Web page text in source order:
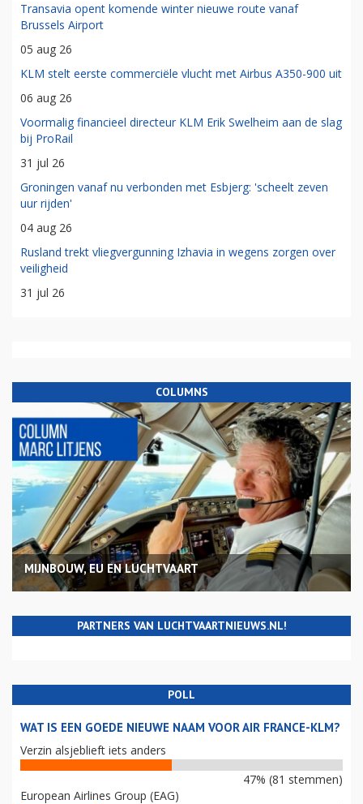
Transavia opent komende winter nieuwe route vanaf
Brussels Airport
05 aug 26
KLM stelt eerste commerciële vlucht met Airbus A350-900 uit
06 aug 26
Voormalig financieel directeur KLM Erik Swelheim aan de slag
bij ProRail
31 jul 26
Groningen vanaf nu verbonden met Esbjerg: 'scheelt zeven
uur rijden'
04 aug 26
Rusland trekt vliegvergunning Izhavia in wegens zorgen over
veiligheid
31 jul 26
COLUMNS
MIJNBOUW, EU EN LUCHTVAART
PARTNERS VAN LUCHTVAARTNIEUWS.NL!
POLL
WAT IS EEN GOEDE NIEUWE NAAM VOOR AIR FRANCE-KLM?
Verzin alsjeblieft iets anders
47% (81 stemmen)
European Airlines Group (EAG)